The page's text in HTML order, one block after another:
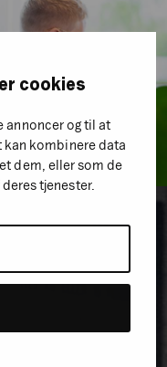
cookies
annoncer og til at
kombinere data
dem, eller som de
tjenester.